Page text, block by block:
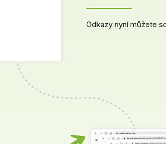
Odkazy nyní můžete